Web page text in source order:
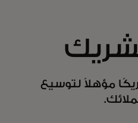
مؤهلاً لتوسيع